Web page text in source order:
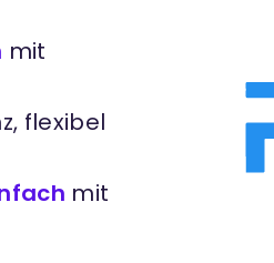
mit
flexibel
mit